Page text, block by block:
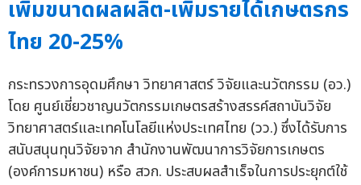
เพิ่มขนาดผลผลิต-เพิ่มรายได้เกษตรกร
ไทย 20-25%
กระทรวงการอุดมศึกษา วิทยาศาสตร์ วิจัยและนวัตกรรม (อว.)
โดย ศูนย์เชี่ยวชาญนวัตกรรมเกษตรสร้างสรรค์สถาบันวิจัย
วิทยาศาสตร์และเทคโนโลยีแห่งประเทศไทย (วว.) ซึ่งได้รับการ
สนับสนุนทุนวิจัยจาก สำนักงานพัฒนาการวิจัยการเกษตร
(องค์การมหาชน) หรือ สวก. ประสบผลสำเร็จในการประยุกต์ใช้